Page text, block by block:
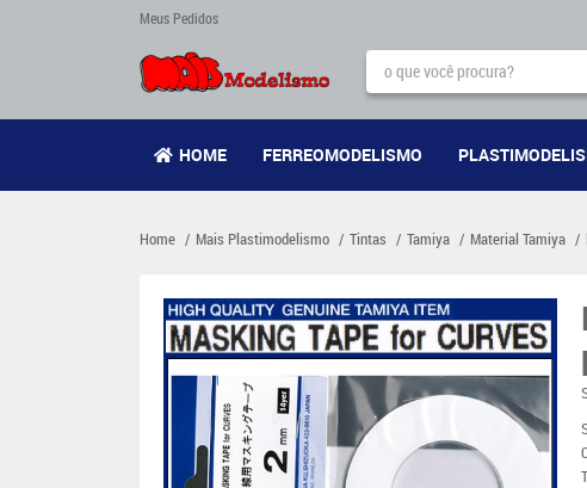
Meus Pedidos
HOME FERREOMODELISMO
Home Mais Plastimodelismo Tintas Tamiya Material Tamiya